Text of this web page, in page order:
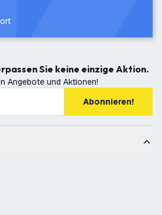
Sie keine einzige Aktion.
Angebote und Aktionen!
Abonnieren!